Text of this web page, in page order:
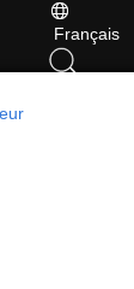
Français